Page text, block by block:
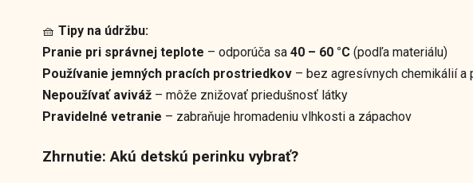
🧺 Tipy na údržbu:
Pranie pri správnej teplote – odporúča sa 40 – 60 °C (podľa materiálu)
Používanie jemných pracích prostriedkov – bez agresívnych chemikálií a
Nepoužívať aviváž – môže znižovať priedušnosť látky
Pravidelné vetranie – zabraňuje hromadeniu vlhkosti a zápachov
Zhrnutie: Akú detskú perinku vybrať?